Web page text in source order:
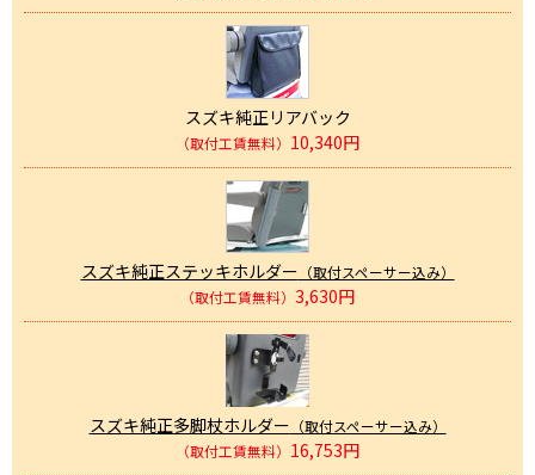
スズキ純正リアバック
（取付工賃無料） 10,340円
スズキ純正ステッキホルダー （取付スペーサー込み）
（取付工賃無料） 3,630円
スズキ純正多脚杖ホルダー （取付スペーサー込み）
（取付工賃無料） 16,753円